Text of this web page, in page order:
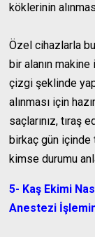
köklerinin
Özel cihazlarla
bir alanın
çizgi şeklinde
alınması için
saçlarınız, tıraş
birkaç gün içinde
kimse durumu
5- Kaş Ekimi
Anestezi